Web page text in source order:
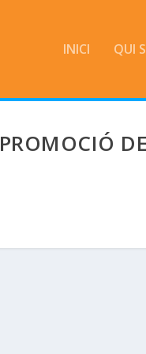
INICI QUI
PROMOCIÓ